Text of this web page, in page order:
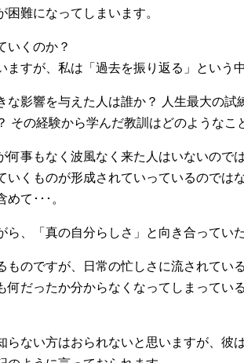
難になってしまいます。
いくのか？
ますが、私は「過去を振り返る」という
な影響を与えた人は誰か？ 人生最大の
その経験から学んだ教訓はどのようなこ
何事もなく波風なく来た人はいないので
いくものが形成されていっているのでは
て･･･。
ら、「真の自分らしさ」と向き合ってい
ものですが、日常の忙しさに流されて
何だったか分からなくなってしまってい
らない方はおられないと思いますが、